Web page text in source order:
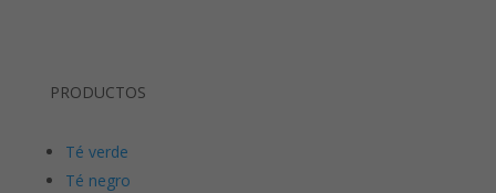
PRODUCTOS
Té verde
Té negro